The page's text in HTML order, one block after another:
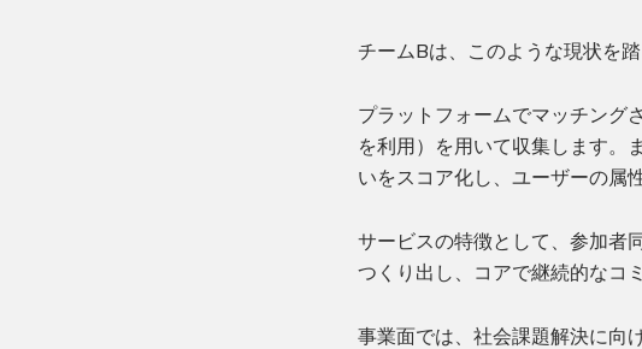
チームBは、このような現状を
プラットフォームでマッチング
を利用）を用いて収集します。
いをスコア化し、ユーザーの属
サービスの特徴として、参加者
つくり出し、コアで継続的なコ
事業面では、社会課題解決に向